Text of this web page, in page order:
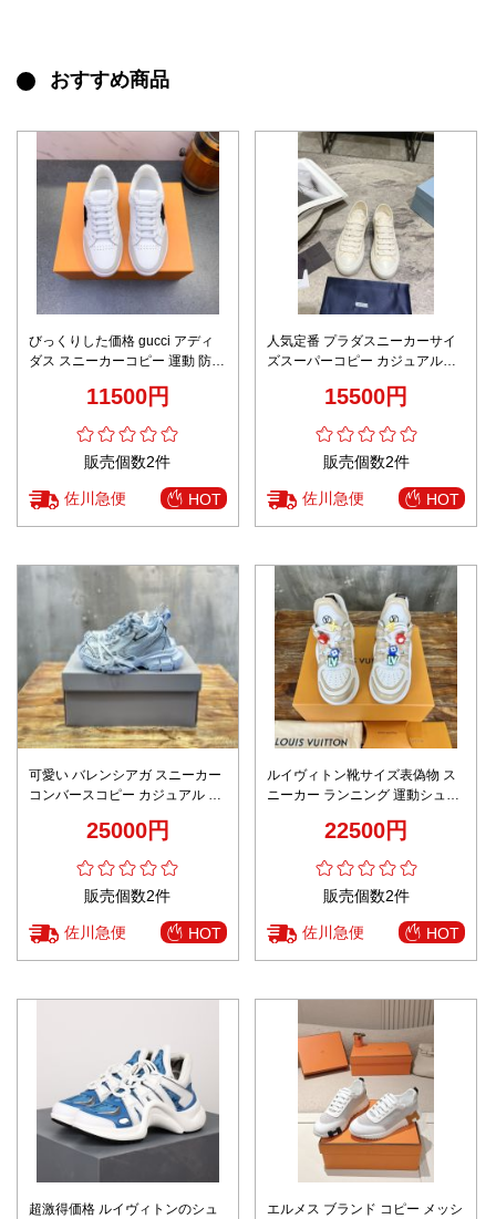
おすすめ商品
びっくりした価格 gucci アディ
ダス スニーカーコピー 運動 防滑
ンプル ホワイト11500円
販売個数2件
佐川急便 HOT
人気定番 プラダスニーカーサイ
ズスーパーコピー カジュアルシ
プル 通学 ホワイト
15500円
販売個数2件
佐川急便 HOT
可愛い バレンシアガ スニーカー
コンバースコピー カジュアル シ
25000円
販売個数2件
佐川急便 HOT
ルイヴィトン靴サイズ表偽物 ス
ニーカー ランニング 運動シュー
22500円
販売個数2件
佐川急便 HOT
超激得価格 ルイヴィトンのシュ
エルメス ブランド コピー メッシ